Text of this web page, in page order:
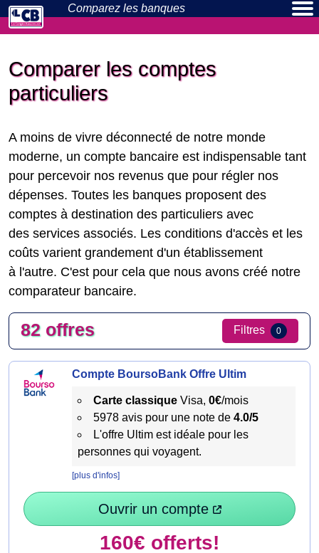
Comparez les banques
Comparer les comptes
particuliers
A moins de vivre déconnecté de notre monde
moderne, un compte bancaire est indispensable tant
pour percevoir nos revenus que pour régler nos
dépenses. Toutes les banques proposent des
comptes à destination des particuliers avec
des services associés. Les conditions d'accès et les
coûts varient grandement d'un établissement
à l'autre. C'est pour cela que nous avons créé notre
comparateur bancaire.
82 offres Filtres 0
Compte BoursoBank Offre Ultim
Carte classiqueVisa, 0€/mois
5978 avis pour une note de 4.0/5
L'offre Ultim est idéale pour les
personnes qui voyagent.
[plus d'infos]
Ouvrir un compte
160€ offerts!